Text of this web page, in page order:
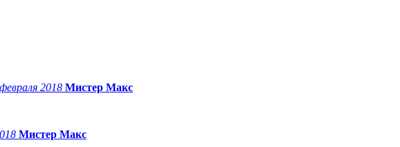
2018 Мистер Макс
Мистер Макс